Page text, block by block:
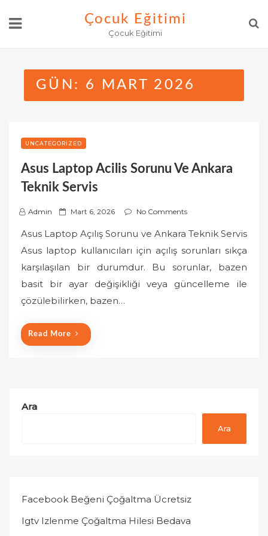
Çocuk Eğitimi
Çocuk Eğitimi
GÜN: 6 MART 2026
UNCATEGORIZED
Asus Laptop Acilis Sorunu Ve Ankara
Teknik Servis
Admin
P
s
t
e
o
Mart 6, 2026 No Comments
Asus Laptop Açılış Sorunu ve Ankara Teknik Servis
Asus laptop kullanıcıları için açılış sorunları sıkça
karşılaşılan bir durumdur. Bu sorunlar, bazen
basit bir ayar değişikliği veya güncelleme ile
çözülebilirken, bazen…
Read More
Ara
Ara
Facebook Beğeni Çoğaltma Ücretsiz
Igtv Izlenme Çoğaltma Hilesi Bedava